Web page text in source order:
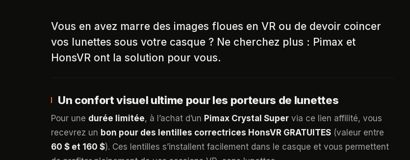
Vous en avez marre des images floues en VR ou de devoir coincer
vos lunettes sous votre casque ? Ne cherchez plus : Pimax et
HonsVR ont la solution pour vous.
Un confort visuel ultime pour les porteurs de lunettes
Pour une durée limitée, à l’achat d’un Pimax Crystal Super via ce lien affilité, vous
recevrez un bon pour des lentilles correctrices HonsVR GRATUITES (valeur entre
60 $ et 160 $). Ces lentilles s’installent facilement dans le casque et vous permettent